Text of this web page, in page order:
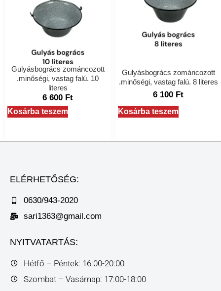
Gulyásbogrács zománcozott
.minőségi, vastag falú. 10
literes
6 600 Ft
Kosárba teszem
Gulyásbogrács zománcozott
.minőségi, vastag falú. 8 literes
6 100 Ft
Kosárba teszem
ELÉRHETŐSÉG:
0630/943-2020
sari1363@gmail.com
NYITVATARTÁS:
Hétfő – Péntek: 16:00-20:00
Szombat – Vasárnap: 17:00-18:00